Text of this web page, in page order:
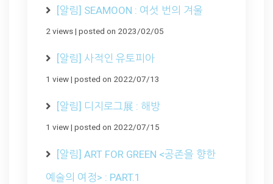
[알림] SEAMOON : 여섯 번의 겨울
2 views| posted on 2023/02/05
[알림] 사적인 유토피아
1 view| posted on 2022/07/13
[알림] 디지로그展 : 해방
1 view| posted on 2022/07/15
[알림] ART FOR GREEN <공존을 향한
예술의 여정> : PART.1